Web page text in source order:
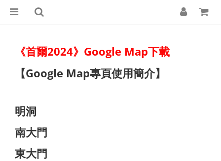
《首爾2024》Google Map下載
【Google Map專頁使用簡介】
明洞
南大門
東大門